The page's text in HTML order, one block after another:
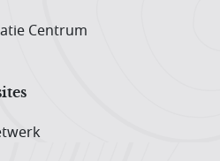
Centrum